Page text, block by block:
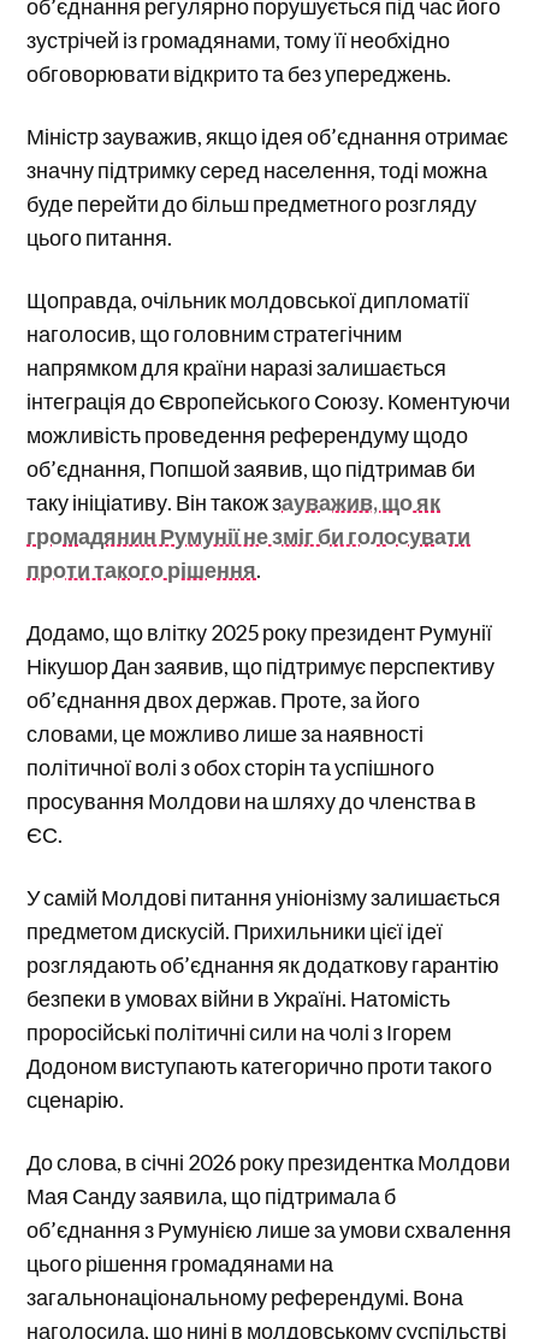
об’єднання регулярно порушується під час його
зустрічей із громадянами, тому її необхідно
обговорювати відкрито та без упереджень.
Міністр зауважив, якщо ідея об’єднання отримає
значну підтримку серед населення, тоді можна
буде перейти до більш предметного розгляду
цього питання.
Щоправда, очільник молдовської дипломатії
наголосив, що головним стратегічним
напрямком для країни наразі залишається
інтеграція до Європейського Союзу. Коментуючи
можливість проведення референдуму щодо
об’єднання, Попшой заявив, що підтримав би
таку ініціативу. Він також зауважив, що як
громадянин Румунії не зміг би голосувати
проти такого рішення.
Додамо, що влітку 2025 року президент Румунії
Нікушор Дан заявив, що підтримує перспективу
об’єднання двох держав. Проте, за його
словами, це можливо лише за наявності
політичної волі з обох сторін та успішного
просування Молдови на шляху до членства в
ЄС.
У самій Молдові питання уніонізму залишається
предметом дискусій. Прихильники цієї ідеї
розглядають об’єднання як додаткову гарантію
безпеки в умовах війни в Україні. Натомість
проросійські політичні сили на чолі з Ігорем
Додоном виступають категорично проти такого
сценарію.
До слова, в січні 2026 року президентка Молдови
Мая Санду заявила, що підтримала б
об’єднання з Румунією лише за умови схвалення
цього рішення громадянами на
загальнонаціональному референдумі. Вона
наголосила, що нині в молдовському суспільстві